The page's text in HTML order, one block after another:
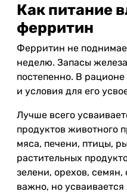
Как питание
ферритин
Ферритин не
неделю. Запасы
постепенно. В
и условия для его
Лучше всего
продуктов животного
мяса, печени, птицы,
растительных
зелени, орехов,
важно, но